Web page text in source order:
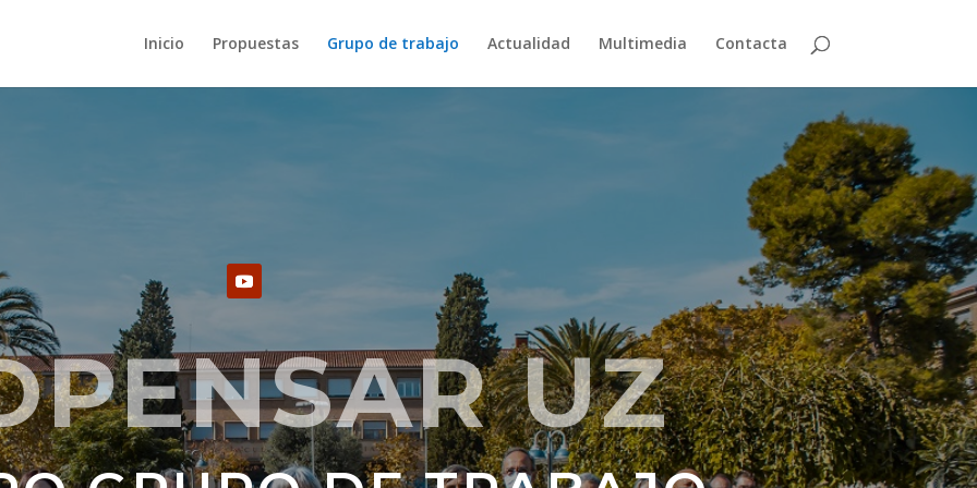
Inicio Propuestas Grupo de trabajo Actualidad Multimedia Contacta
UZ